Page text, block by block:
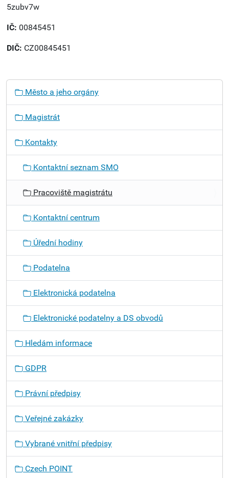
5zubv7w
IČ: 00845451
DIČ: CZ00845451
Město a jeho orgány
Magistrát
Kontakty
Kontaktní seznam SMO
Pracoviště magistrátu
Kontaktní centrum
Úřední hodiny
Podatelna
Elektronická podatelna
Elektronické podatelny a DS obvodů
Hledám informace
GDPR
Právní předpisy
Veřejné zakázky
Vybrané vnitřní předpisy
Czech POINT